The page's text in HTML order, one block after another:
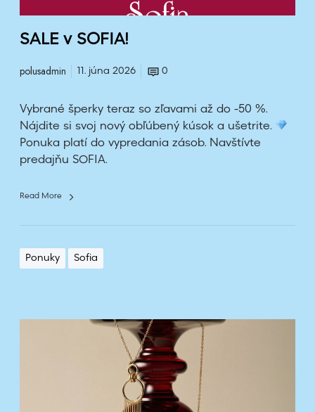
SALE v SOFIA!
polusadmin 11. júna 2026 0
Vybrané šperky teraz so zľavami až do -50 %.
Nájdite si svoj nový obľúbený kúsok a ušetrite.
Ponuka platí do vypredania zásob. Navštívte
predajňu SOFIA.
Read More
Ponuky Sofia